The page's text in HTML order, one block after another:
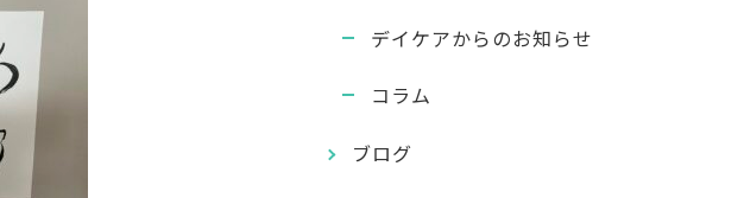
デイケアからのお知らせ
コラム
ブログ